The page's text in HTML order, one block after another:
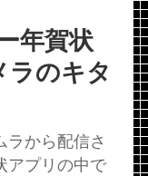
年賀状
ラのキタ
ラから配信さ
アプリの中で